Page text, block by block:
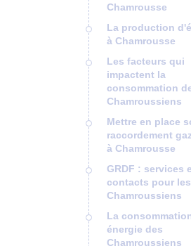
Chamrousse
La production
à Chamrousse
Les facteurs qui
impactent la
consommation
Chamroussiens
Mettre en place
raccordement
à Chamrousse
GRDF : services
contacts pour les
Chamroussiens
La
énergie des
Chamroussiens